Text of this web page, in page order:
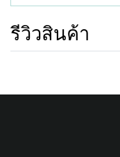
รีวิวสินค้า